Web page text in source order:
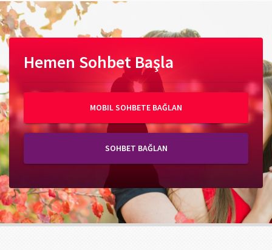
Hemen Sohbet Başla
MOBIL SOHBETE BAĞLAN
SOHBET BAĞLAN